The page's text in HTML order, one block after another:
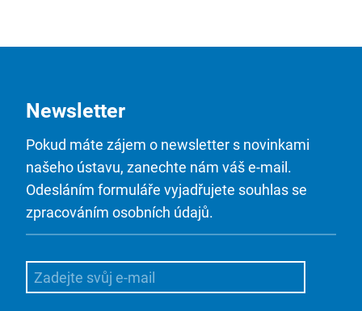
Newsletter
Pokud máte zájem o newsletter s novinkami
našeho ústavu, zanechte nám váš e-mail.
Odesláním formuláře vyjadřujete souhlas se
zpracováním osobních údajů.